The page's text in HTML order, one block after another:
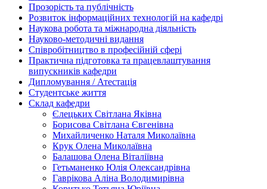
Прозорість та публічність
Розвиток інформаційних технологій на кафедрі
Наукова робота та міжнародна діяльність
Науково-методичні видання
Співробітництво в професійній сфері
Практична підготовка та працевлаштування
випускників кафедри
Дипломування / Атестація
Студентське життя
Склад кафедри
Єлецьких Світлана Яківна
Борисова Світлана Євгенівна
Михайличенко Наталя Миколаївна
Крук Олена Миколаївна
Балашова Олена Віталіївна
Гетьманенко Юлія Олександрівна
Гаврікова Аліна Володимирівна